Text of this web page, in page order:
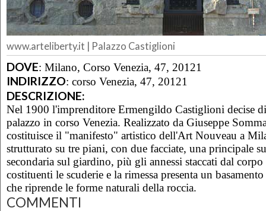
www.arteliberty.it | Palazzo Castiglioni
DOVE: Milano, Corso Venezia, 47, 20121
INDIRIZZO: corso Venezia, 47, 20121
DESCRIZIONE:
Nel 1900 l'imprenditore Ermengildo Castiglioni decise
palazzo in corso Venezia. Realizzato da Giuseppe
costituisce il "manifesto" artistico dell'Art Nouveau a
strutturato su tre piani, con due facciate, una principale
secondaria sul giardino, più gli annessi staccati dal
costituenti le scuderie e la rimessa presenta un
che riprende le forme naturali della roccia.
COMMENTI